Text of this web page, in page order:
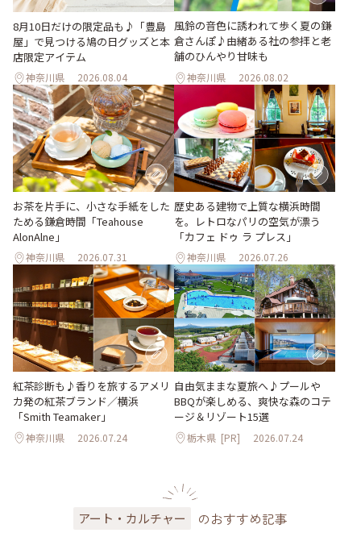
8月10日だけの限定品も♪「豊島
屋」で見つける鳩の日グッズと本
店限定アイテム
神奈川県 2026.08.04
風鈴の音色に誘われて歩く夏の鎌
倉さんぽ♪由緒ある社の参拝と老
舗のひんやり甘味も
神奈川県 2026.08.02
お茶を片手に、小さな手紙をした
ためる鎌倉時間「Teahouse
AlonAlne」
神奈川県 2026.07.31
歴史ある建物で上質な横浜時間
を。レトロなパリの空気が漂う
「カフェ ドゥ ラ プレス」
神奈川県 2026.07.26
紅茶診断も♪香りを旅するアメリ
カ発の紅茶ブランド／横浜
「Smith Teamaker」
神奈川県 2026.07.24
自由気ままな夏旅へ♪プールや
BBQが楽しめる、爽快な森のコテ
ージ＆リゾート15選
栃木県 [PR] 2026.07.24
アート・カルチャー のおすすめ記事